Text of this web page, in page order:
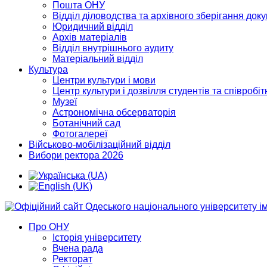
Пошта ОНУ
Відділ діловодства та архівного зберігання
Юридичний відділ
Архів матеріалів
Відділ внутрішнього аудиту
Матеріальний відділ
Культура
Центри культури і мови
Центр культури і дозвілля студентів та
Музеї
Астрономічна обсерваторія
Ботанічний сад
Фотогалереї
Військово-мобілізаційний відділ
Вибори ректора 2026
Про ОНУ
Історія університету
Вчена рада
Ректорат